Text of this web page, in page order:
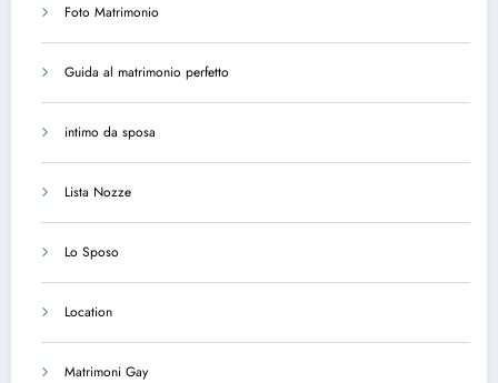
Foto Matrimonio
Guida al matrimonio perfetto
intimo da sposa
Lista Nozze
Lo Sposo
Location
Matrimoni Gay